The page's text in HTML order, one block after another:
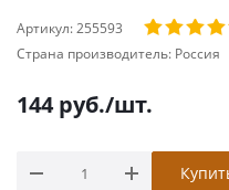
Артикул:255593
Страна производитель: Россия
144руб./шт.